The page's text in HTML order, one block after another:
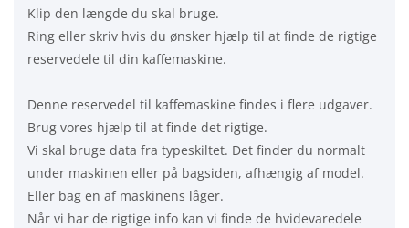
Klip den længde du skal bruge.
Ring eller skriv hvis du ønsker hjælp til at finde de rigtige
reservedele til din kaffemaskine.
Denne reservedel til kaffemaskine findes i flere udgaver.
Brug vores hjælp til at finde det rigtige.
Vi skal bruge data fra typeskiltet. Det finder du normalt
under maskinen eller på bagsiden, afhængig af model.
Eller bag en af maskinens låger.
Når vi har de rigtige info kan vi finde de hvidevaredele